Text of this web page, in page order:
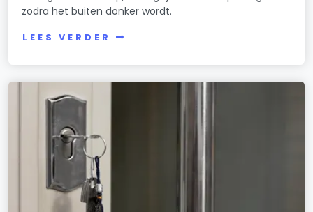
zodra het buiten donker wordt.
LEES VERDER